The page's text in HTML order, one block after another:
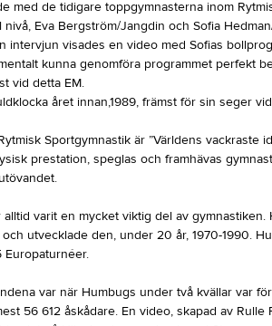
med de tidigare toppgymnasterna inom
Eva Bergström/Jangdin och Sofia
intervjun visades en video med Sofias
kunna genomföra programmet perfekt
vid detta EM.
året innan,1989, främst för sin seger
Sportgymnastik är ”Världens vackraste
prestation, speglas och framhävas
alltid varit en mycket viktig del av
utvecklade den, under 20 år, 1970-1990.
Europaturnéer.
var när Humbugs under två kvällar var
56 612 åskådare. En video, skapad av